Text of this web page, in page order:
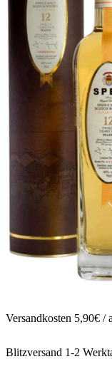
Versandkosten 5,90€ /
Blitzversand 1-2